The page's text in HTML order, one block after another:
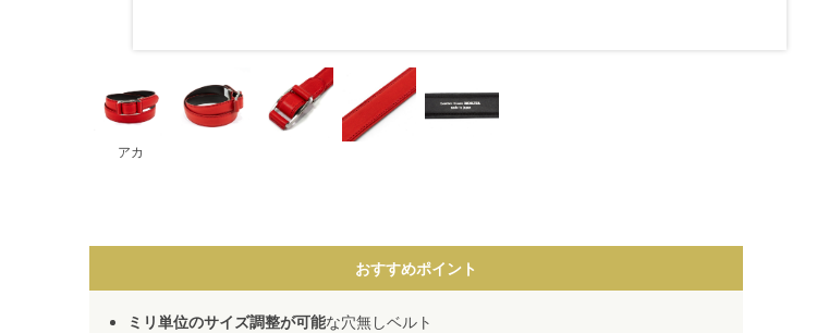
アカ
おすすめポイント
ミリ単位のサイズ調整が可能な穴無しベルト